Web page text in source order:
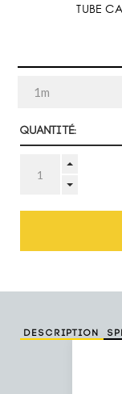
TUBE
Quantité:
Description